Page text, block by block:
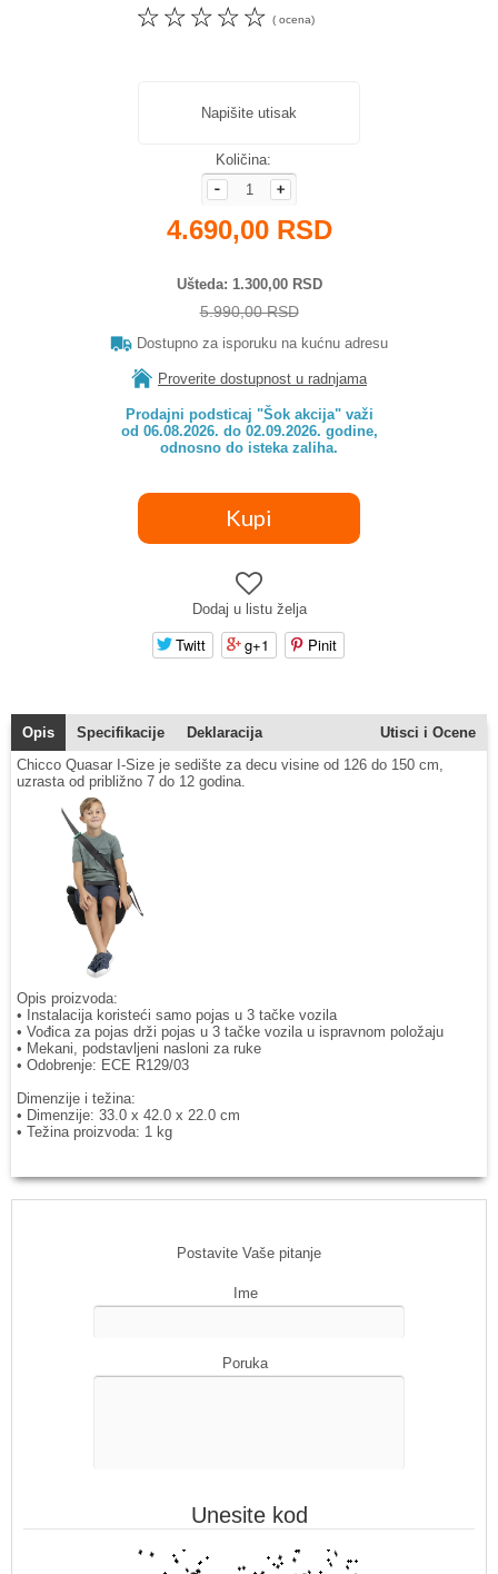
☆
☆
☆
☆
☆ ( ocena)
Napišite utisak
Količina:
4.690,00 RSD
Ušteda 1.300,00 RSD
5.990,00 RSD
Dostupno za isporuku na kućnu adresu
Proverite dostupnost u radnjama
Prodajni podsticaj "Šok akcija" važi
od 06.08.2026. do 02.09.2026. godine,
odnosno do isteka zaliha.
Dodaj u listu želja
Twitt g+1 Pinit
Opis Specifikacije Deklaracija
Utisci i Ocene
Chicco Quasar I-Size je sedište za decu visine od 126 do 150 cm,
uzrasta od približno 7 do 12 godina.
Opis proizvoda:
• Instalacija koristeći samo pojas u 3 tačke vozila
• Vođica za pojas drži pojas u 3 tačke vozila u ispravnom položaju
• Mekani, podstavljeni nasloni za ruke
• Odobrenje: ECE R129/03
Dimenzije i tеžina:
• Dimenzije: 33.0 x 42.0 x 22.0 cm
• Težina proizvoda: 1 kg
Postavite Vaše pitanje
Ime
Poruka
Unesite kod